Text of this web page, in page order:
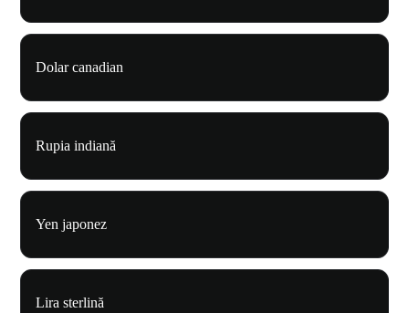
Dolar canadian
Rupia indiană
Yen japonez
Lira sterlină